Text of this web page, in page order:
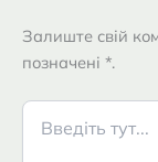
Залиште свій
позначені *.
Введіть
тут...